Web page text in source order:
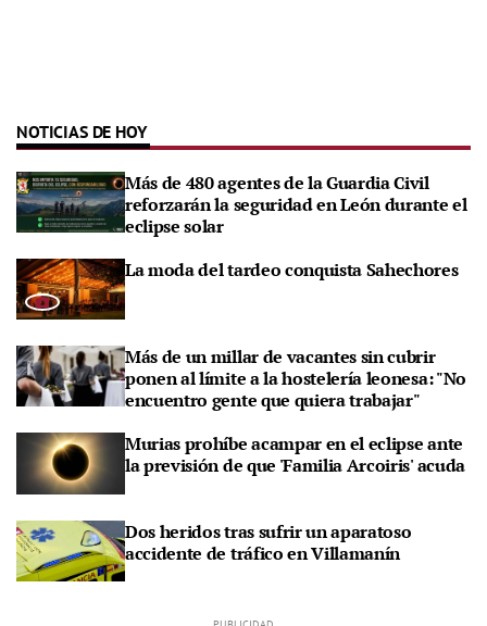
NOTICIAS DE HOY
Más de 480 agentes de la Guardia Civil
reforzarán la seguridad en León durante el
eclipse solar
La moda del tardeo conquista Sahechores
Más de un millar de vacantes sin cubrir
ponen al límite a la hostelería leonesa: "No
encuentro gente que quiera trabajar"
Murias prohíbe acampar en el eclipse ante
la previsión de que 'Familia Arcoiris' acuda
Dos heridos tras sufrir un aparatoso
accidente de tráfico en Villamanín